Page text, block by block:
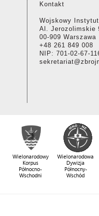
Kontakt
Wojskowy
Al. Jerozolimskie
00-909 Warszawa
+48 261 849 008
NIP: 701-02-67-
Wielonarodowy
Korpus
Północno-
Wschodni
Wielonarodowa
Dywizja
Północny-
Wschód